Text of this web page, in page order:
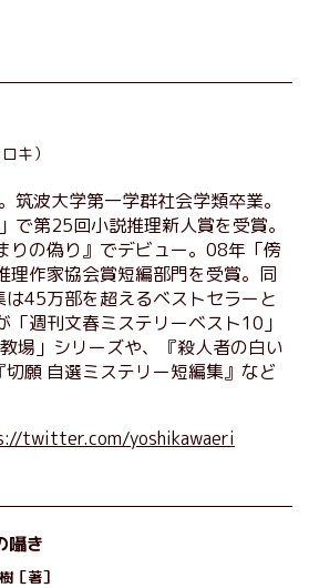
キ）
筑波大学第一学群社会学類卒業。
で第25回小説推理新人賞を受賞。
りの偽り』でデビュー。08年「傍
理作家協会賞短編部門を受賞。同
45万部を超えるベストセラーと
週刊文春ミステリーベスト10」
場」シリーズや、『殺人者の白い
願 自選ミステリー短編集』など
twitter.com/yoshikawaeri
囁き
［著］